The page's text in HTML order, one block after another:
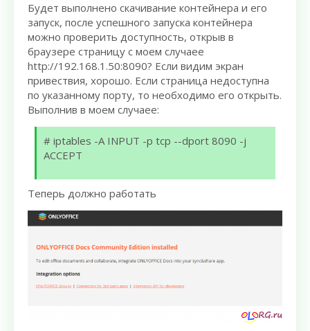
Будет выполнено скачивание контейнера и его
запуск, после успешного запуска контейнера
можно проверить доступность, открыв в
браузере страницу с моем случаее
http://192.168.1.50:8090? Если видим экран
привествия, хорошо. Если страница недоступна
по указанному порту, то необходимо его открыть.
Выполнив в моем случаее:
# iptables -A INPUT -p tcp --dport 8090 -j
ACCEPT
Теперь должно работать